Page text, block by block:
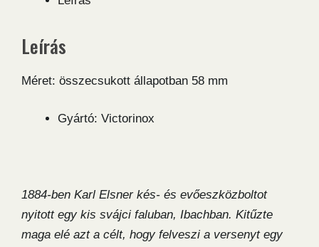
Grape
mennyiség
Leírás
Méret: összecsukott állapotban 58 mm
Gyártó: Victorinox
1884-ben Karl Elsner kés- és evőeszközboltot
nyitott egy kis svájci faluban, Ibachban. Kitűzte
maga elé azt a célt, hogy felveszi a versenyt egy